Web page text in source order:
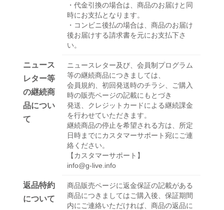
・代金引換の場合は、商品のお届けと同
時にお支払となります。
・コンビニ後払の場合は、商品のお届け
後お届けする請求書を元にお支払下さ
い。
ニュース
レター等
の継続商
品につい
て
ニュースレター及び、会員制プログラム
等の継続商品につきましては、
会員規約、初回発送時のチラシ、ご購入
時の販売ページの記載にもとづき
発送、クレジットカードによる継続課金
を行わせていただきます。
継続商品の停止を希望される方は、所定
日時までにカスタマーサポート宛にご連
絡ください。
【カスタマーサポート】
info@g-live.info
返品特約
について
商品販売ページに返金保証の記載がある
商品につきましてはご購入後、保証期間
内にご連絡いただければ、商品の返品に